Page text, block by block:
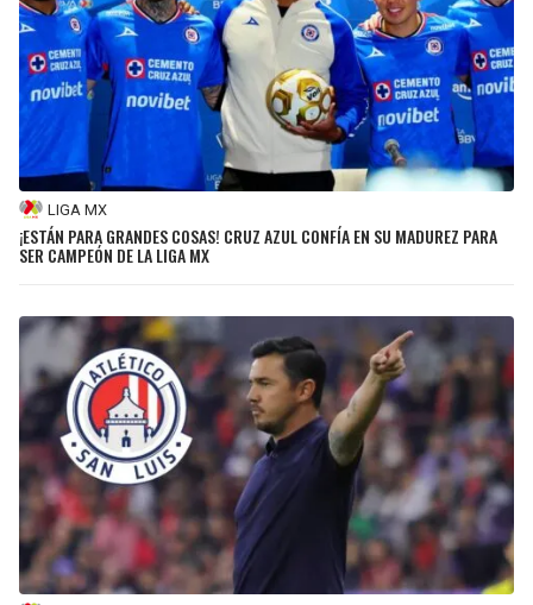
LIGA MX
¡ESTÁN PARA GRANDES COSAS! CRUZ AZUL CONFÍA EN SU MADUREZ PARA
SER CAMPEÓN DE LA LIGA MX